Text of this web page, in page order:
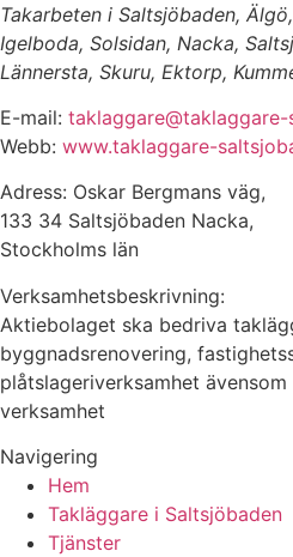
Takarbeten i Saltsjöbaden,
Igelboda, Solsidan, Nacka,
Lännersta, Skuru, Ektorp,
E-mail:
Webb: www.taklaggare-
Adress: Oskar Bergmans väg,
133 34 Saltsjöbaden Nacka,
Stockholms län
Verksamhetsbeskrivning:
Aktiebolaget ska bedriva
byggnadsrenovering,
plåtslageriverksamhet
verksamhet
Navigering
Hem
Takläggare i Saltsjöbaden
Tjänster